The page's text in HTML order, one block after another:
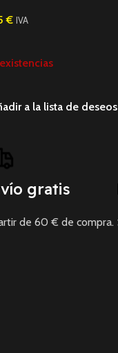
€ IVA
a la lista de deseos
gratis
de 60 € de compra.